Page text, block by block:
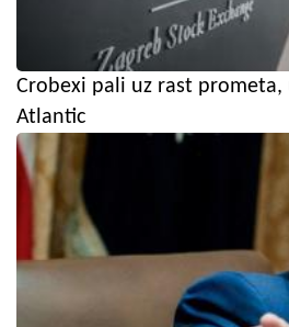
Crobexi pali uz rast prometa,
Atlantic